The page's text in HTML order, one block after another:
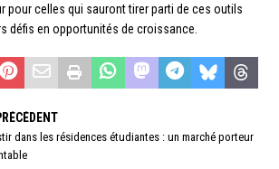
pour celles qui sauront tirer parti de ces outils
défis en opportunités de croissance.
dans les résidences étudiantes : un marché porteur